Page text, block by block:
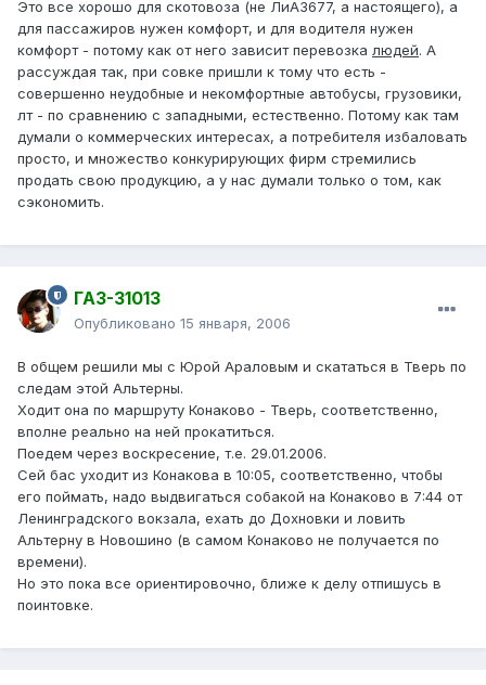
Это все хорошо для скотовоза (не ЛиАЗ677, а настоящего), а
для пассажиров нужен комфорт, и для водителя нужен
комфорт - потому как от него зависит перевозка людей. А
рассуждая так, при совке пришли к тому что есть -
совершенно неудобные и некомфортные автобусы, грузовики,
лт - по сравнению с западными, естественно. Потому как там
думали о коммерческих интересах, а потребителя избаловать
просто, и множество конкурирующих фирм стремились
продать свою продукцию, а у нас думали только о том, как
сэкономить.
ГАЗ-31013
Опубликовано 15 января, 2006
В общем решили мы с Юрой Араловым и скататься в Тверь по
следам этой Альтерны.
Ходит она по маршруту Конаково - Тверь, соответственно,
вполне реально на ней прокатиться.
Поедем через воскресение, т.е. 29.01.2006.
Сей бас уходит из Конакова в 10:05, соответственно, чтобы
его поймать, надо выдвигаться собакой на Конаково в 7:44 от
Ленинградского вокзала, ехать до Дохновки и ловить
Альтерну в Новошино (в самом Конаково не получается по
времени).
Но это пока все ориентировочно, ближе к делу отпишусь в
поинтовке.